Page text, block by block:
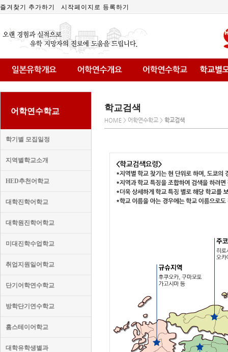
즐겨찾기 추가하기 시작페이지로 등록하기
어학연수학교
학기별 모집일정
지역별학교소개
HED추천어학교
대학진학어학교
대학원진학어학교
미대진학수업학교
취업지원일어학교
단기어학연수학교
방학단기연수학교
홈스테이어학교
대학유학생별과
학교검색
HOME > 어학연수학교 > 학교검색